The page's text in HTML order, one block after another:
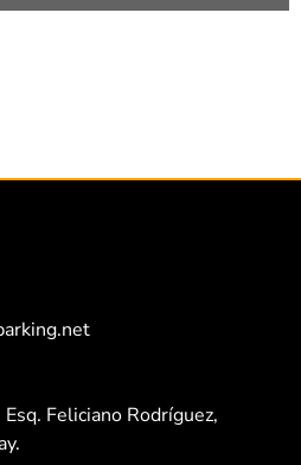
Feliciano Rodríguez,